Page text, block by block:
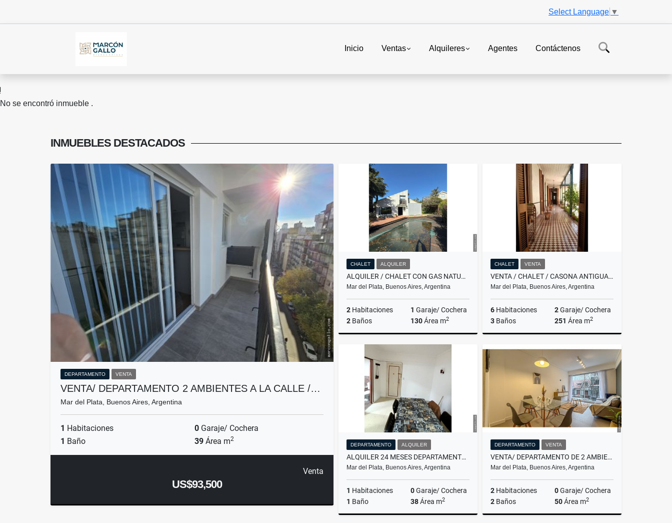
Select Language ▼
Inicio Ventas Alquileres Agentes Contáctenos
No se encontró inmueble .
INMUEBLES DESTACADOS
DEPARTAMENTO VENTA
VENTA/ DEPARTAMENTO 2 AMBIENTES A LA CALLE /…
Mar del Plata, Buenos Aires, Argentina
1 Habitaciones 0 Garaje/ Cochera
1 Baño 39 Área m2
Venta
US$93,500
CHALET ALQUILER
ALQUILER / CHALET CON GAS NATURAL / SIERRA DE LOS PADRES
Mar del Plata, Buenos Aires, Argentina
2 Habitaciones 1 Garaje/ Cochera
2 Baños 130Área m2
CHALET VENTA
VENTA / CHALET / CASONA ANTIGUA / 7 AMBIENTES / LA PERLA MAR DEL PLATA
Mar del Plata, Buenos Aires, Argentina
6 Habitaciones 2Garaje/ Cochera
3 Baños 251 Área m2
Venta
US$190,000
DEPARTAMENTO ALQUILER
ALQUILER 24 MESES DEPARTAMENTO 2 AMBIENTES/MAR DEL PLATA
Mar del Plata, Buenos Aires, Argentina
1 Habitaciones 0Garaje/ Cochera
1 Baño 38Área m2
DEPARTAMENTO VENTA
VENTA/ DEPARTAMENTO DE 2 AMBIENTES CON DEP./ MAR DEL PLATA
Mar del Plata, Buenos Aires, Argentina
2 Habitaciones 0Garaje/ Cochera
2 Baños 50Área m2